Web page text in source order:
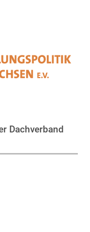
Dachverband